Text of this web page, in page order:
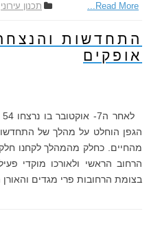
תכנון עירוני Read More...
התחדשות
אופקים
הגפן הוחלט על מהלך של
מהחיים. כחלק מהמהלך לקחנו
הרחוב הראשי ולאורכו מוקדי
בצומת הרחובות פרי מגדים